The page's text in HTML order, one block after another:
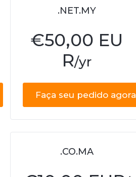
.NET.MY
€50,00 EU
R/yr
Faça seu pedido agora
.CO.MA